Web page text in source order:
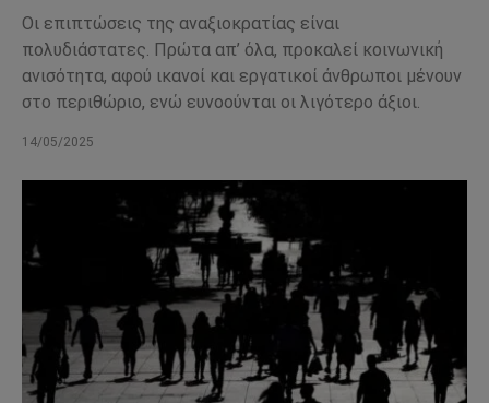
Οι επιπτώσεις της αναξιοκρατίας είναι
πολυδιάστατες. Πρώτα απ’ όλα, προκαλεί κοινωνική
ανισότητα, αφού ικανοί και εργατικοί άνθρωποι μένουν
στο περιθώριο, ενώ ευνοούνται οι λιγότερο άξιοι.
14/05/2025